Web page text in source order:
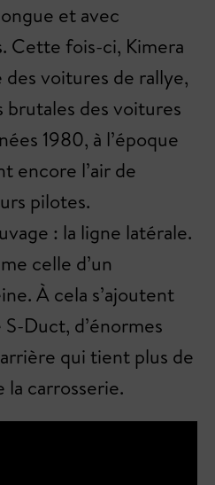
et avec
Cette fois-ci, Kimera
des voitures de rallye,
brutales des voitures
1980, à l’époque
encore l’air de
pilotes.
: la ligne latérale.
celle d’un
À cela s’ajoutent
Duct, d’énormes
qui tient plus de
la carrosserie.